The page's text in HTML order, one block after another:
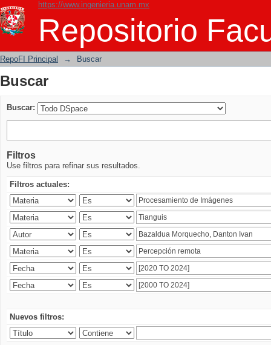
https://www.ingenieria.unam.mx
Repositorio
Buscar
RepoFI Principal → Buscar
Buscar
Buscar:
Filtros
Use filtros para refinar sus resultados.
Filtros actuales:
Nuevos filtros: